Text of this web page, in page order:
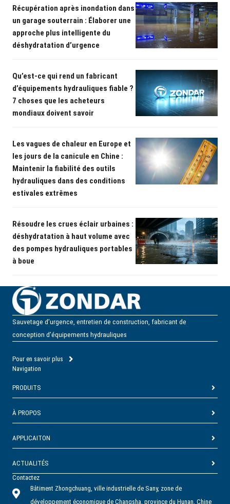
Récupération après inondation dans
un garage souterrain : Élaborer une
approche plus intelligente du
déshydratation d’urgence
Qu’est-ce qui rend un fabricant
d’équipements hydrauliques fiable ?
7 choses que les acheteurs
mondiaux doivent savoir
Les vagues de chaleur en Europe et
les jours de la canicule en Chine :
Maintenir la fiabilité des outils
hydrauliques dans des conditions
estivales extrêmes
Résoudre les crues éclair urbaines :
déshydratation à haut volume avec
des pompes hydrauliques portables
à boue
Sauvetage d’urgence, entretien de construction, fabricant de
conception d’équipements hydrauliques
Pour en savoir plus
Navigation
PRODUITS
À PROPOS
APPLICAITON
ACTUALITÉS
Contactez
Bâtiment Zhongchuang, ville industrielle de Sany, zone de
développement économique de Changsha, province du Hunan, Chine